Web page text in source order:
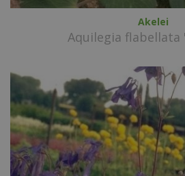
Akelei
Aquilegia flabellata